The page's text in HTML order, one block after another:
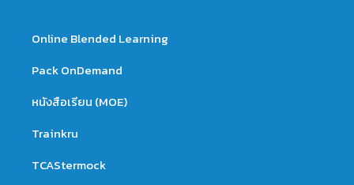
Online Blended Learning
Pack OnDemand
หนังสือเรียน (MOE)
Trainkru
TCAStermock